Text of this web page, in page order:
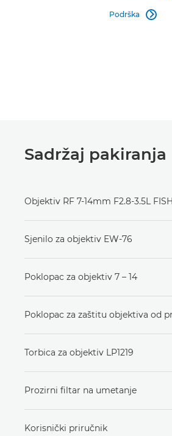
Podrška 
Sadržaj pakiranja
Objektiv RF 7-14mm F2.8-3.5L
Sjenilo za objektiv EW-76
Poklopac za objektiv 7 – 14
Poklopac za zaštitu objektiva od
Torbica za objektiv LP1219
Prozirni filtar na umetanje
Korisnički priručnik